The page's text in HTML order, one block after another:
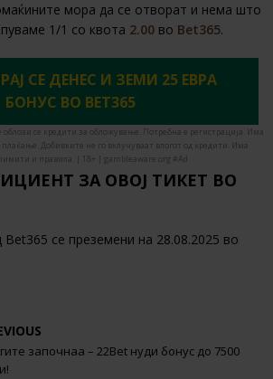
мора да се отворат и нема што
1/1 со квота 2.00 во Bet365.
СЕ ДЕНЕС И ЗЕМИ 25 ЕВРА
БОНУС ВО BET365
се кредити за обложување. Потребна е регистрација. Има
Добивките не го вклучуваат влогот од кредити. Има
и правила. | 18+ | gambleaware.org #Ad
ЗА ОВОЈ ТИКЕТ ВО
се преземени на 28.08.2025 во
започнаа – 22Bet нуди бонус до 7500